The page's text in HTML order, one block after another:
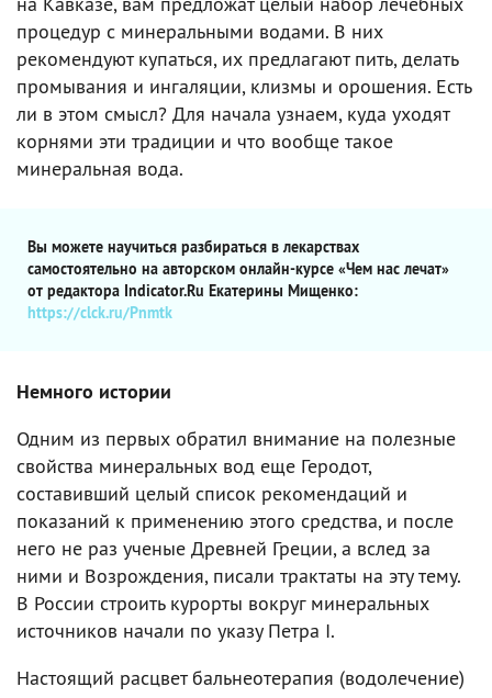
процедур с минеральными водами. В них
рекомендуют купаться, их предлагают пить, делать
промывания и ингаляции, клизмы и орошения. Есть
ли в этом смысл? Для начала узнаем, куда уходят
корнями эти традиции и что вообще такое
минеральная вода.
Вы можете научиться разбираться в лекарствах
самостоятельно на авторском онлайн-курсе «Чем нас лечат»
от редактора Indicator.Ru Екатерины Мищенко:
https://clck.ru/Pnmtk
Немного истории
Одним из первых обратил внимание на полезные
свойства минеральных вод еще Геродот,
составивший целый список рекомендаций и
показаний к применению этого средства, и после
него не раз ученые Древней Греции, а вслед за
ними и Возрождения, писали трактаты на эту тему.
В России строить курорты вокруг минеральных
источников начали по указу Петра I.
Настоящий расцвет бальнеотерапия (водолечение)